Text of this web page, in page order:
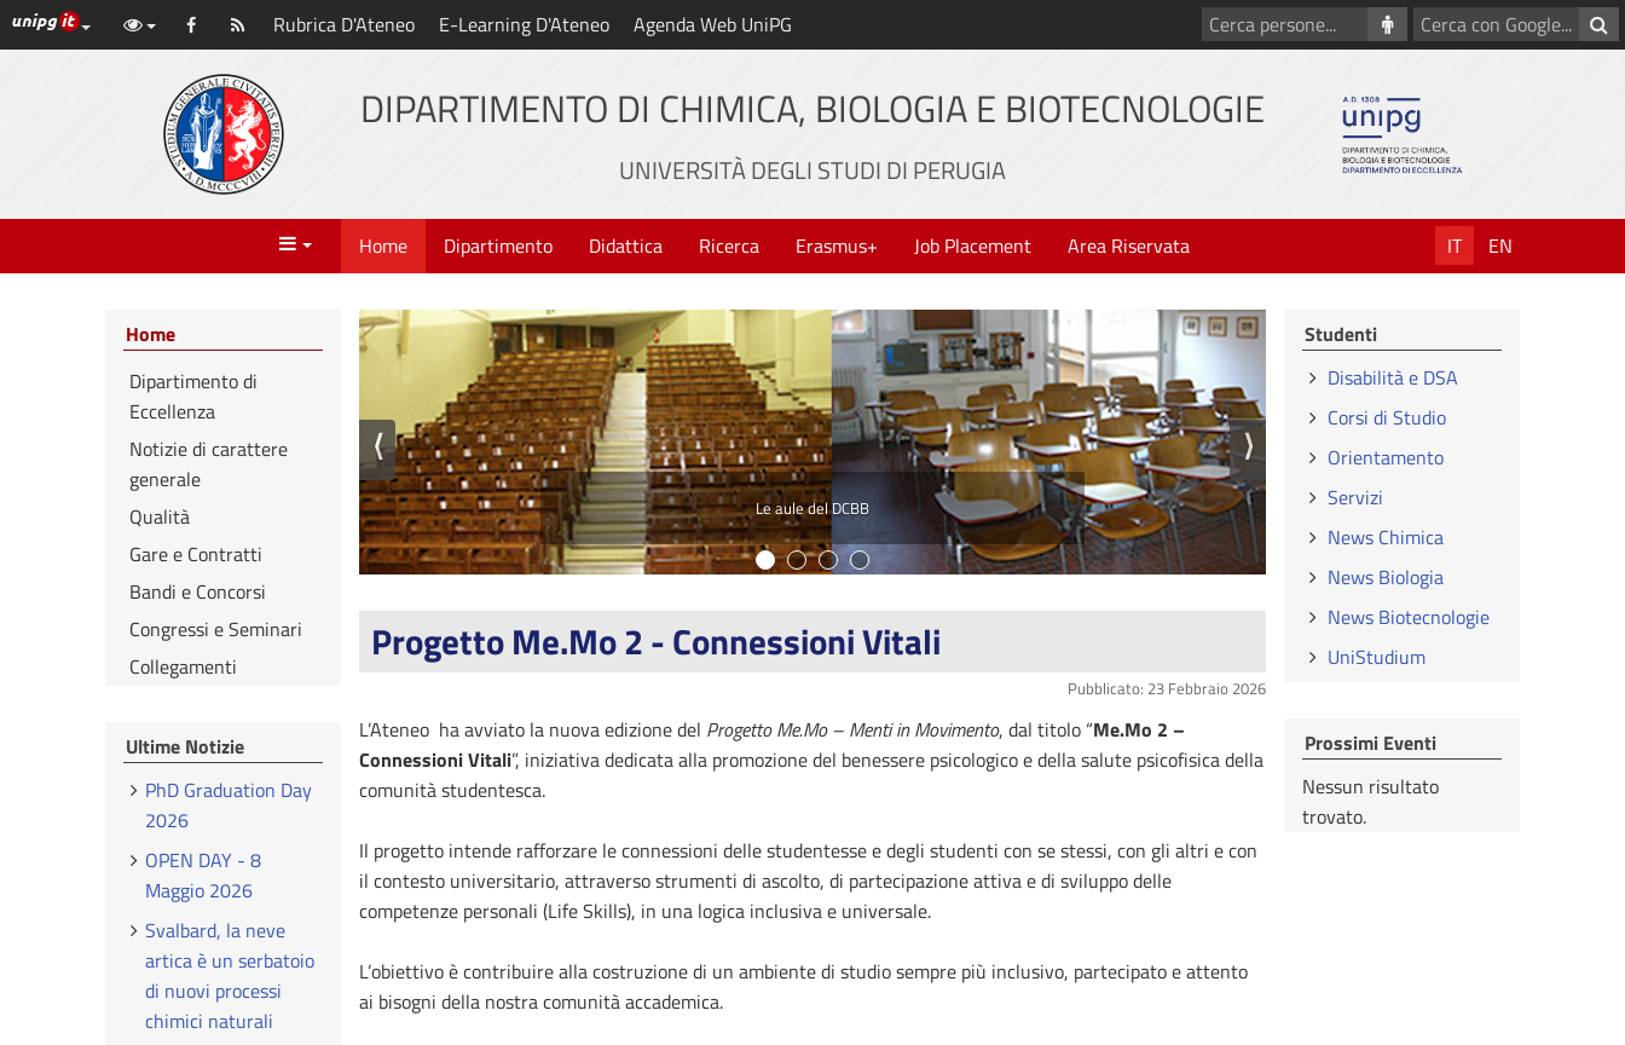
Vai
al
Link ai principali servizi web di Ateneo
Facebook Abbonati
al
feed
Rubrica D'Ateneo E-Learning D'Ateneo Agenda Web UniPG
Cerca
con
Cerca
persone
DIPARTIMENTO DI CHIMICA, BIOLOGIA E BIOTECNOLOGIE
UNIVERSITÀ DEGLI STUDI DI PERUGIA
Menu Home Dipartimento Didattica Ricerca Erasmus+ Job Placement Area Riservata IT EN
Il mosaico romano di Santa Elisabetta ospitato all'interno del nostro
Dipartimento
⟨ ⟩
Progetto Me.Mo 2 - Connessioni Vitali
Pubblicato: 23 Febbraio 2026
L’Ateneo ha avviato la nuova edizione del Progetto Me.Mo – Menti in Movimento, dal titolo “Me.Mo 2 –
Connessioni Vitali”, iniziativa dedicata alla promozione del benessere psicologico e della salute psicofisica della
comunità studentesca.
Il progetto intende rafforzare le connessioni delle studentesse e degli studenti con se stessi, con gli altri e con
il contesto universitario, attraverso strumenti di ascolto, di partecipazione attiva e di sviluppo delle
competenze personali (Life Skills), in una logica inclusiva e universale.
L’obiettivo è contribuire alla costruzione di un ambiente di studio sempre più inclusivo, partecipato e attento
ai bisogni della nostra comunità accademica.
Home
Dipartimento di
Eccellenza
Notizie di carattere
generale
Qualità
Gare e Contratti
Bandi e Concorsi
Congressi e Seminari
Collegamenti
Ultime Notizie
PhD Graduation Day
2026
OPEN DAY - 8
Maggio 2026
Svalbard, la neve
artica è un serbatoio
di nuovi processi
chimici naturali
Studenti
Disabilità e DSA
Corsi di Studio
Orientamento
Servizi
News Chimica
News Biologia
News Biotecnologie
UniStudium
Prossimi Eventi
Nessun risultato
trovato.